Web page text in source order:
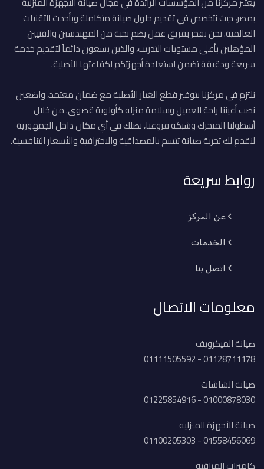
بمصر، حيث نتخصص في تقديم حلول صيانة متكاملة وبأحدث التقنيات
العالمية. نحن نفخر بفريق عمل يضم نخبة من المهندسين والفنيين
المؤهلين بأعلى مستويات التدريب، والذين يسعون دائماً لتقديم خدمة
سريعة ودقيقة تضمن استعادة أجهزتكم لكفاءتها الأصلية.
نلتزم في مركزنا بتوفير قطع الغيار الأصلية مع ضمان معتمد، واضعين
نصب أعيننا راحة العميل وسلامة منزله كأولوية قصوى. من خلال
أسطولنا المتحرك وشبكة فروعنا، نصلك في أي مكان داخل الجمهورية
لنقدم لك تجربة صيانة تتسم بالمصداقية والاحترافية والأسعار التنافسية.
روابط سريعة
عن المركز
الخدمات
اتصل بنا
معلومات الاتصال
صيانة الميكرويف
01128711178 - 01111505592
صيانة الشاشات
01000878030 - 01225854916
صيانة الأجهزة المنزليه
01558456069 - 01100205303
كاميرات المراقبه